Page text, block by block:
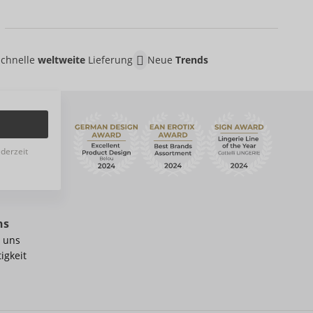
weltweiteLieferung Neue Trends